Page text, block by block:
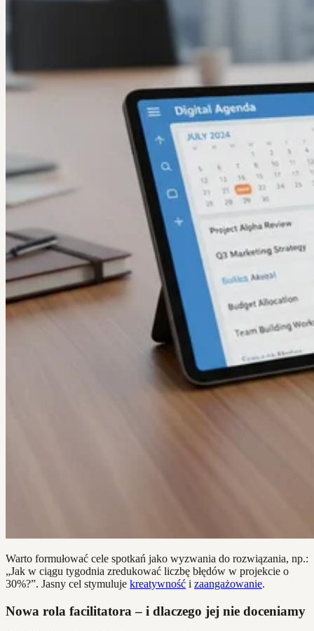
Warto formułować cele spotkań jako wyzwania do rozwiązania, np.:
„Jak w ciągu tygodnia zredukować liczbę błędów w projekcie o
30%?”. Jasny cel stymuluje kreatywność i zaangażowanie.
Nowa rola facilitatora – i dlaczego jej nie doceniamy